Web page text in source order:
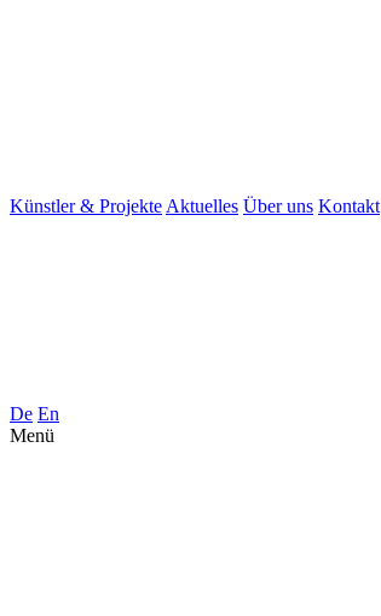
Künstler & Projekte Aktuelles Über uns Kontakt
De En
Menü